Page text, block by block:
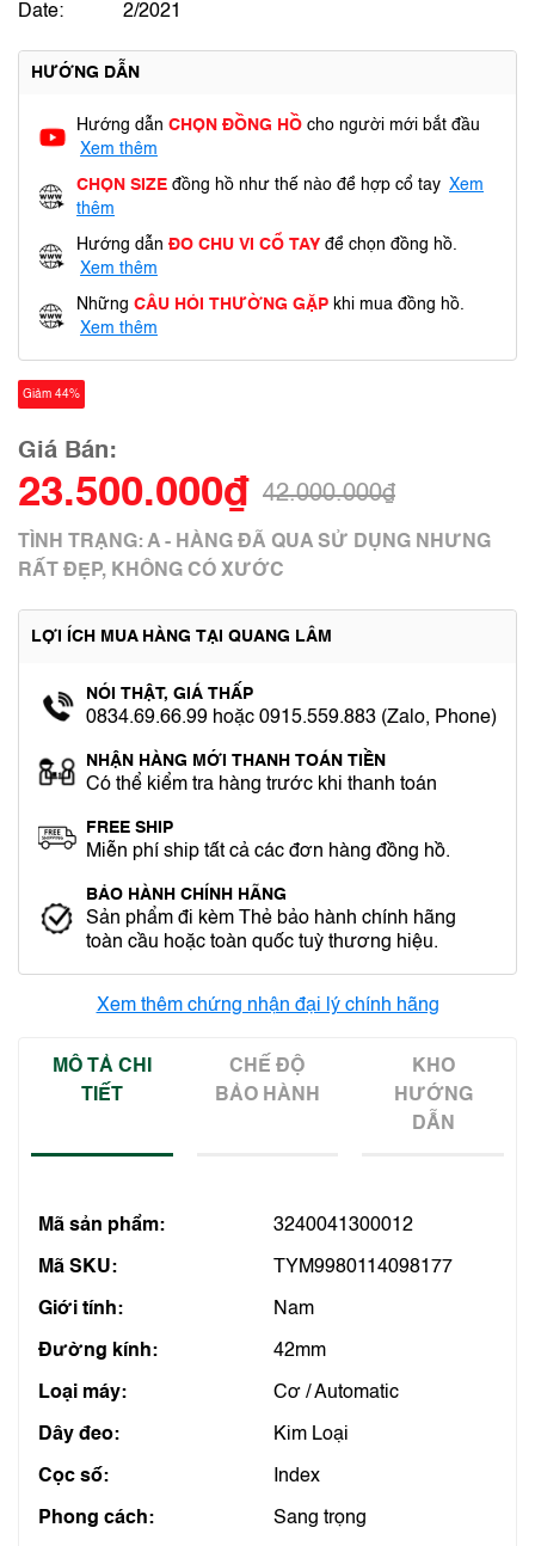
Date:
2/2021
HƯỚNG DẪN
Hướng dẫn CHỌN ĐỒNG HỒ cho người mới bắt đầu
Xem thêm
CHỌN SIZE đồng hồ như thế nào để hợp cổ tay Xem
thêm
Hướng dẫn ĐO CHU VI CỔ TAY để chọn đồng hồ.
Xem thêm
Những CÂU HỎI THƯỜNG GẶP khi mua đồng hồ.
Xem thêm
Giảm 44%
Giá Bán:
23.500.000₫ 42.000.000₫
TÌNH TRẠNG: A - HÀNG ĐÃ QUA SỬ DỤNG NHƯNG
RẤT ĐẸP, KHÔNG CÓ XƯỚC
LỢI ÍCH MUA HÀNG TẠI QUANG LÂM
NÓI THẬT, GIÁ THẤP
0834.69.66.99 hoặc 0915.559.883 (Zalo, Phone)
NHẬN HÀNG MỚI THANH TOÁN TIỀN
Có thể kiểm tra hàng trước khi thanh toán
FREE SHIP
Miễn phí ship tất cả các đơn hàng đồng hồ.
BẢO HÀNH CHÍNH HÃNG
Sản phẩm đi kèm Thẻ bảo hành chính hãng
toàn cầu hoặc toàn quốc tuỳ thương hiệu.
Xem thêm chứng nhận đại lý chính hãng
MÔ TẢ CHI
TIẾT
CHẾ ĐỘ
BẢO HÀNH
KHO
HƯỚNG
DẪN
Mã sản phẩm: 3240041300012
Mã SKU: TYM9980114098177
Giới tính: Nam
Đường kính: 42mm
Loại máy: Cơ / Automatic
Dây đeo: Kim Loại
Cọc số: Index
Phong cách: Sang trọng